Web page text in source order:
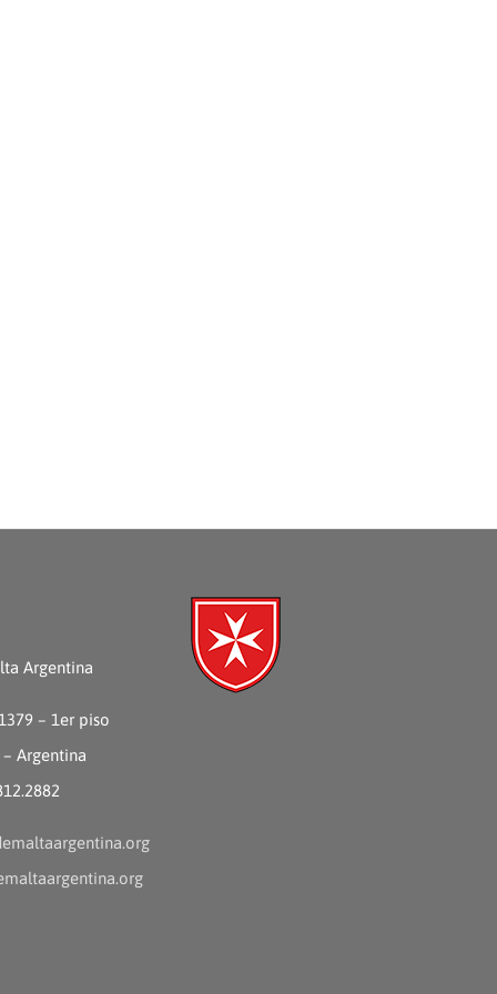
Argentina
– 1er piso
– Argentina